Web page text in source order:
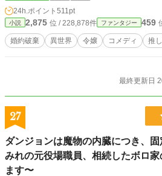
24h.ポイント 511pt
小説 2,875 位 / 228,878件 ファンタジー 459
婚約破棄 異世界 令嬢 コメディ 推
最終更新日
27
ダンジョンは魔物の内臓につき、
みれの元役場職員、相続したボロ
ます〜